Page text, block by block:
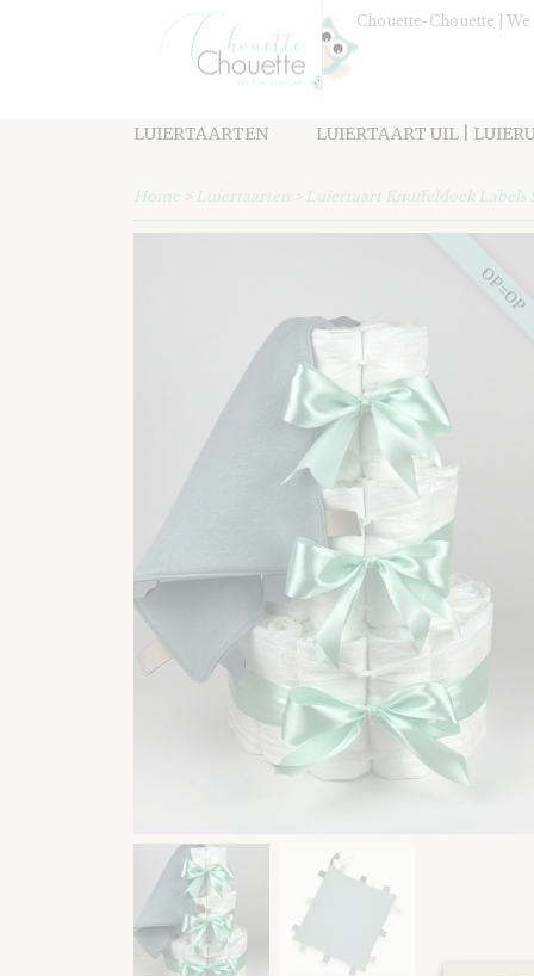
Chouette-Chouette |
LUIERTAARTEN LUIERTAART UIL |
Home > Luiertaarten > Luiertaart Knuffeldoek Labels
OP=OP